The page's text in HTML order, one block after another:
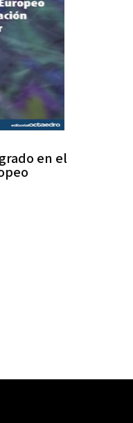
en el